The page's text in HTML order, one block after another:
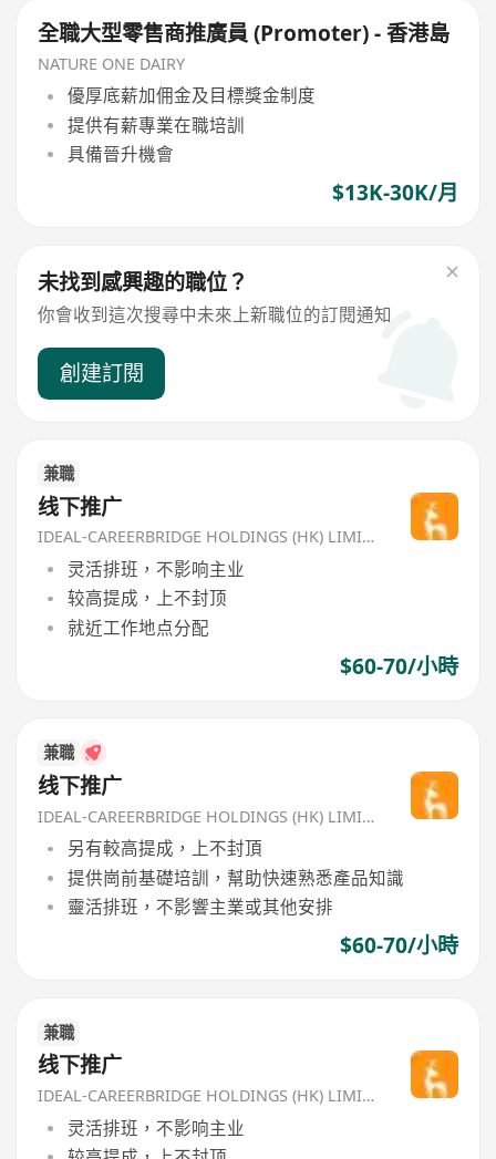
全職大型零售商推廣員 (Promoter) - 香港島
NATURE ONE DAIRY
優厚底薪加佣金及目標獎金制度
提供有薪專業在職培訓
具備晉升機會
$13K-30K/月
未找到感興趣的職位？
你會收到這次搜尋中未來上新職位的訂閱通知
創建訂閱
兼職
线下推广
IDEAL-CAREERBRIDGE HOLDINGS (HK) LIMITED
灵活排班，不影响主业
较高提成，上不封顶
就近工作地点分配
$60-70/小時
兼職
线下推广
IDEAL-CAREERBRIDGE HOLDINGS (HK) LIMITED
另有較高提成，上不封頂
提供崗前基礎培訓，幫助快速熟悉產品知識
靈活排班，不影響主業或其他安排
$60-70/小時
兼職
线下推广
IDEAL-CAREERBRIDGE HOLDINGS (HK) LIMITED
灵活排班，不影响主业